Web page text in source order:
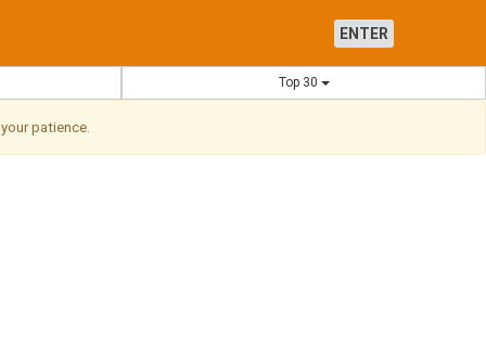
ENTER
Top 30
patience.